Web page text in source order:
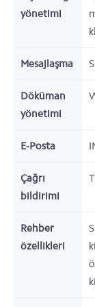
yönetimi
Mesajlaşma
Döküman
yönetimi
E-Posta
Çağrı
bildirimi
Rehber
özellikleri